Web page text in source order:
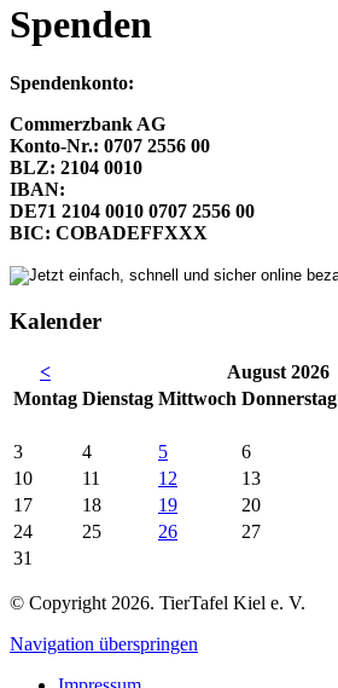
Spenden
Spendenkonto:
Commerzbank AG
Konto-Nr.: 0707 2556 00
BLZ: 2104 0010
IBAN:
DE71 2104 0010 0707 2556 00
BIC: COBADEFFXXX
Kalender
< August 2026
Montag Dienstag Mittwoch Donnerstag
3
4 5 6
10
11 12 13
17
18 19 20
24
25 26 27
31
© Copyright 2026. TierTafel Kiel e. V.
Navigation überspringen